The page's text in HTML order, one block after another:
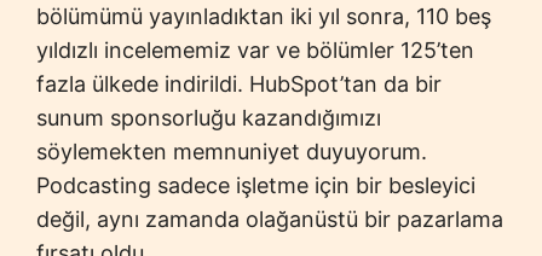
bölümümü yayınladıktan iki yıl sonra, 110 beş
yıldızlı incelememiz var ve bölümler 125’ten
fazla ülkede indirildi. HubSpot’tan da bir
sunum sponsorluğu kazandığımızı
söylemekten memnuniyet duyuyorum.
Podcasting sadece işletme için bir besleyici
değil, aynı zamanda olağanüstü bir pazarlama